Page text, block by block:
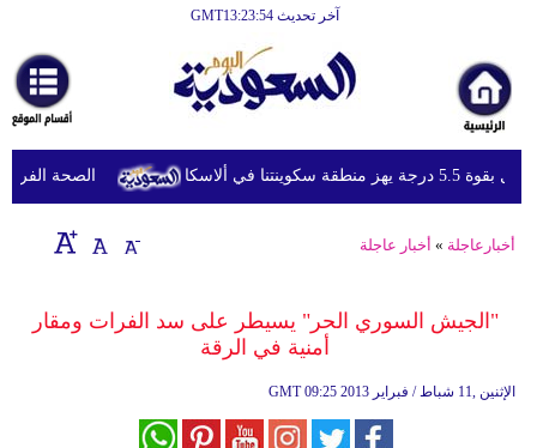
آخر تحديث GMT13:23:54
أخبارعاجلة
رياضة
ثقافة
إقتصاد
وموسيقى
الصحة الفرنسية يهز منطقة سكوينتنا في ألاسكا
أخبارعاجلة » أخبار عاجلة
"الجيش السوري الحر" يسيطر على سد الفرات ومقار
أمنية في الرقة
GMT 09:25 2013 الإثنين ,11 شباط / فبراير